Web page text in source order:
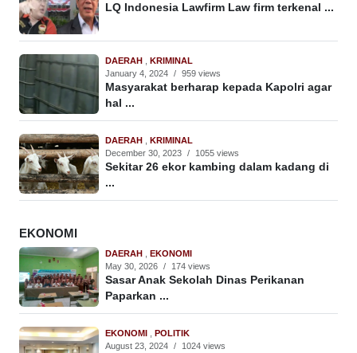
LQ Indonesia Lawfirm Law firm terkenal ...
DAERAH
KRIMINAL
January 4, 2024 / 959 views
Masyarakat berharap kepada Kapolri agar
hal ...
DAERAH
KRIMINAL
December 30, 2023 / 1055 views
Sekitar 26 ekor kambing dalam kadang di
...
EKONOMI
DAERAH
EKONOMI
May 30, 2026 / 174 views
Sasar Anak Sekolah Dinas Perikanan
Paparkan ...
EKONOMI
POLITIK
August 23, 2024 / 1024 views